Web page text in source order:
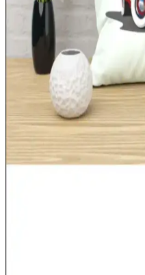
Superman Temalı
Dekorasyonunuza Güç
Superman nevresim takımları,
kazandırır. Renkler ve
kaliteli malzemeleriyle
Oyun Çadırlarıyla
Fonksiyonel Dünyası
Çocukların hayal dünyasını
çadırları iç ve dış mekan